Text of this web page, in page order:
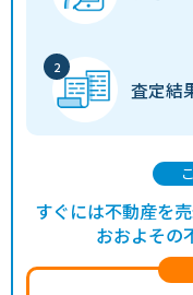
査定結
すぐには不動産を
おおよその